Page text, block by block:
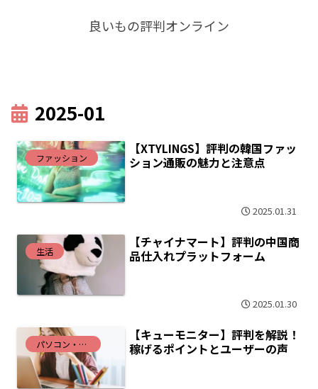
良いもの評判オンライン
2025-01
ファッション
【XTYLINGS】評判の韓国ファッ
ション通販の魅力と注意点
2025.01.31
生活
【チャイナマート】評判の中国商
品仕入れプラットフォーム
2025.01.30
パソコン・インターネット
【キューモニター】評判を解説！
稼げるポイントとユーザーの声